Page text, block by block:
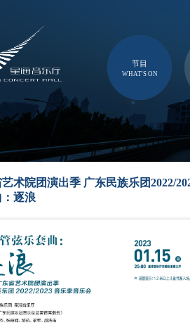
节目
WHAT'S ON
艺术院团演出季 广东民族乐团2022/
逐浪